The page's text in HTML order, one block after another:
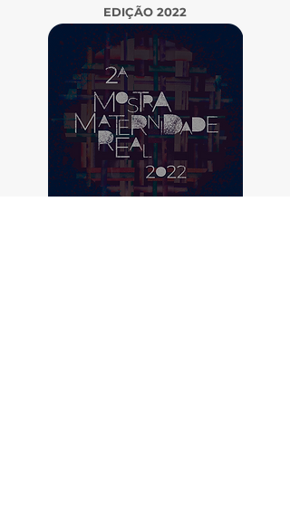
EDIÇÃO 2022